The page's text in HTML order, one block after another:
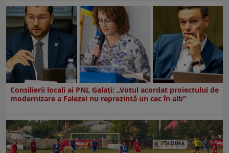
Consilierii locali ai PNL Galaţi: „Votul acordat proiectului de
modernizare a Falezei nu reprezintă un cec în alb”